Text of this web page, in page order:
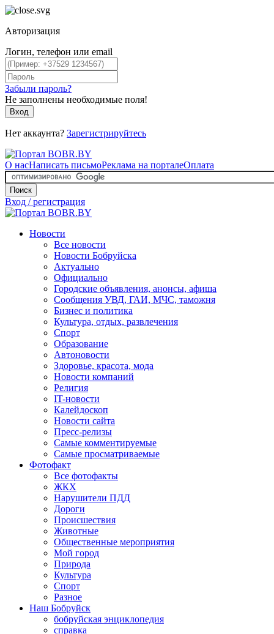
Авторизация
Логин, телефон или email
Забыли пароль?
Не заполнены необходимые поля!
Вход
Нет аккаунта? Зарегистрируйтесь
О насНаписать письмоРеклама на порталеОплата
Поиск
Вход / регистрация
Новости
Все новости
Новости Бобруйска
Актуально
Официально
Городские объявления, анонсы, афиша
Сообщения УВД, ГАИ, МЧС, таможня
Бизнес и политика
Культура, отдых, развлечения
Спорт
Образование
Автоновости
Здоровье, красота, мода
Новости компаний
Религия
IT-новости
Калейдоскоп
Новости сайта
Пресс-релизы
Самые комментируемые
Самые просматриваемые
Фотофакт
Все фотофакты
ЖКХ
Нарушители ПДД
Дороги
Происшествия
Животные
Общественные мероприятия
Мой город
Природа
Культура
Спорт
Разное
Наш Бобруйск
бобруйская энциклопедия
справка